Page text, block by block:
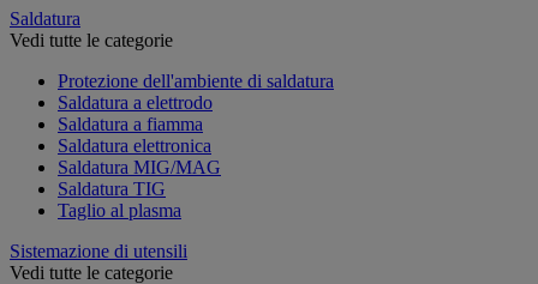
Saldatura
Vedi tutte le categorie
Protezione dell'ambiente di saldatura
Saldatura a elettrodo
Saldatura a fiamma
Saldatura elettronica
Saldatura MIG/MAG
Saldatura TIG
Taglio al plasma
Sistemazione di utensili
Vedi tutte le categorie